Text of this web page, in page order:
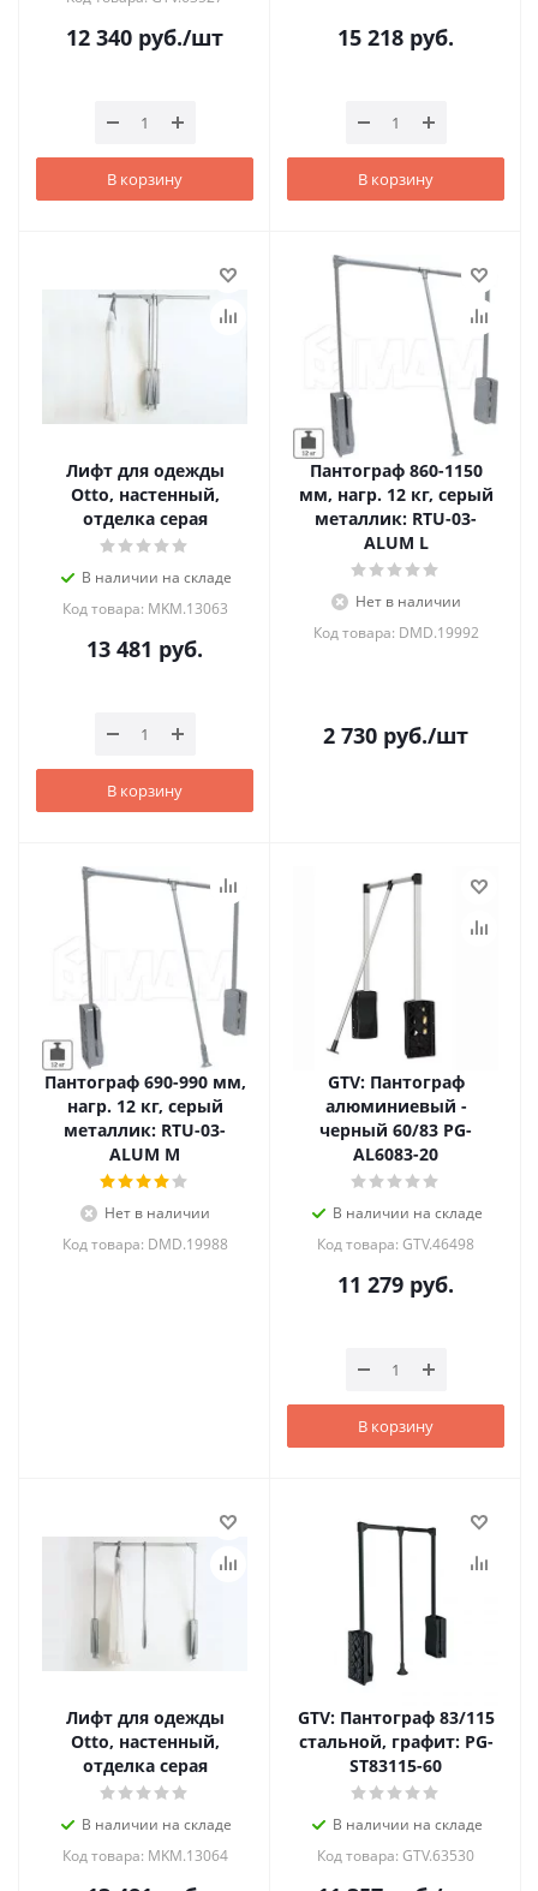
12 340 руб./шт
В корзину
15 218 руб.
В корзину
Лифт для одежды
Otto, настенный,
отделка серая
В наличии на складе
Код товара: MKM.13063
13 481 руб.
В корзину
Пантограф 860-1150
мм, нагр. 12 кг, серый
металлик: RTU-03-
ALUM L
Нет в наличии
Код товара: DMD.19992
2 730 руб./шт
Пантограф 690-990 мм,
нагр. 12 кг, серый
металлик: RTU-03-
ALUM M
Нет в наличии
Код товара: DMD.19988
GTV: Пантограф
алюминиевый -
черный 60/83 PG-
AL6083-20
В наличии на складе
Код товара: GTV.46498
11 279 руб.
В корзину
Лифт для одежды
Otto, настенный,
отделка серая
В наличии на складе
Код товара: MKM.13064
GTV: Пантограф 83/115
стальной, графит: PG-
ST83115-60
В наличии на складе
Код товара: GTV.63530